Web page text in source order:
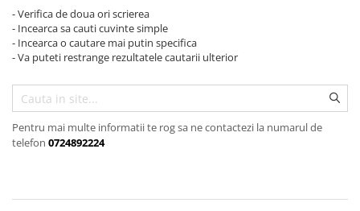
Stelara
Jocuri de Stivuit, Construit si Sortat
Jocuri de Stivuit, Construit si
Sortat
Cuburi de Construit
Seturi de constructie
Seturi de constructie cu caramizi
- Verifica de doua ori scrierea
- Incearca sa cauti cuvinte simple
- Incearca o cautare mai putin specifica
- Va puteti restrange rezultatele cautarii ulterior
Pentru mai multe informatii te rog sa ne contactezi la numarul de
telefon 0724892224